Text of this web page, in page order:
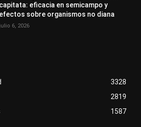
capitata: eficacia en semicampo y
efectos sobre organismos no diana
julio 6, 2026
3328
2819
1587